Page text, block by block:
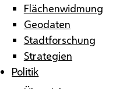
Flächenwidmung
Geodaten
Stadtforschung
Strategien
Politik